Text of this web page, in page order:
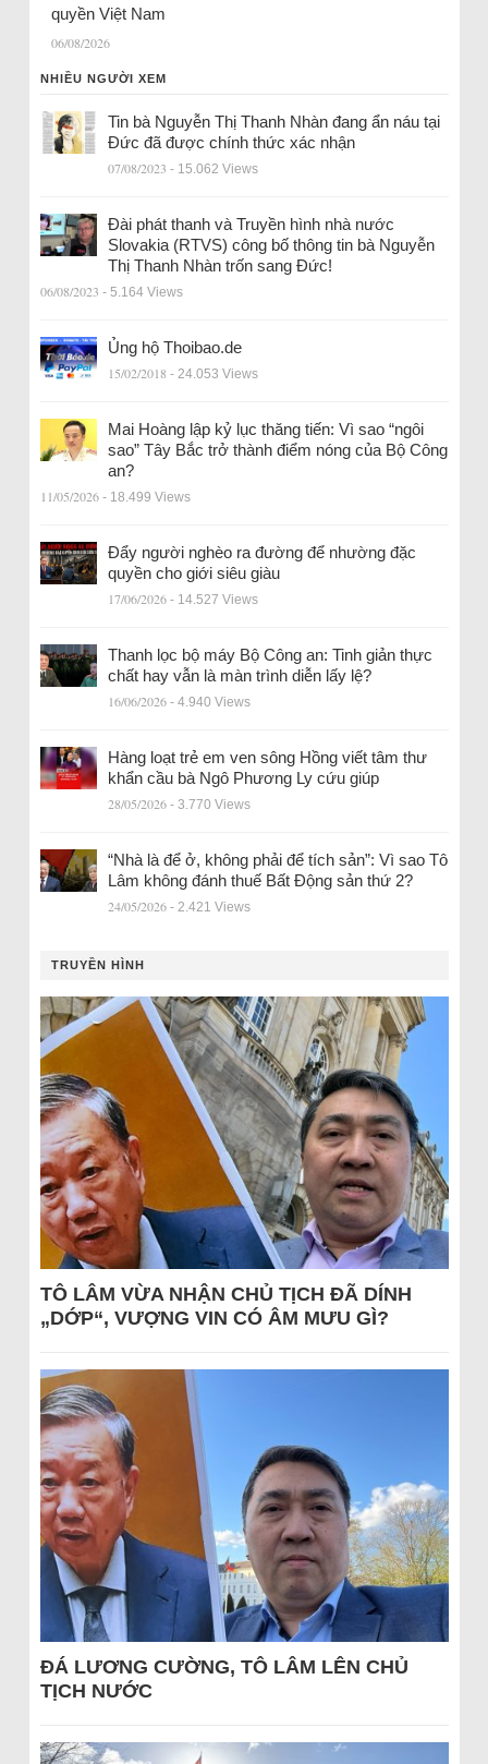
quyền Việt Nam
06/08/2026
NHIỀU NGƯỜI XEM
Tin bà Nguyễn Thị Thanh Nhàn đang ẩn náu tại
Đức đã được chính thức xác nhận
07/08/2023 - 15.062 Views
Đài phát thanh và Truyền hình nhà nước
Slovakia (RTVS) công bố thông tin bà Nguyễn
Thị Thanh Nhàn trốn sang Đức!
06/08/2023 - 5.164 Views
Ủng hộ Thoibao.de
15/02/2018 - 24.053 Views
Mai Hoàng lập kỷ lục thăng tiến: Vì sao “ngôi
sao” Tây Bắc trở thành điểm nóng của Bộ Công
an?
11/05/2026 - 18.499 Views
Đẩy người nghèo ra đường để nhường đặc
quyền cho giới siêu giàu
17/06/2026 - 14.527 Views
Thanh lọc bộ máy Bộ Công an: Tinh giản thực
chất hay vẫn là màn trình diễn lấy lệ?
16/06/2026 - 4.940 Views
Hàng loạt trẻ em ven sông Hồng viết tâm thư
khẩn cầu bà Ngô Phương Ly cứu giúp
28/05/2026 - 3.770 Views
“Nhà là để ở, không phải để tích sản”: Vì sao Tô
Lâm không đánh thuế Bất Động sản thứ 2?
24/05/2026 - 2.421 Views
TRUYỀN HÌNH
TÔ LÂM VỪA NHẬN CHỦ TỊCH ĐÃ DÍNH
„DỚP“, VƯỢNG VIN CÓ ÂM MƯU GÌ?
ĐÁ LƯƠNG CƯỜNG, TÔ LÂM LÊN CHỦ
TỊCH NƯỚC